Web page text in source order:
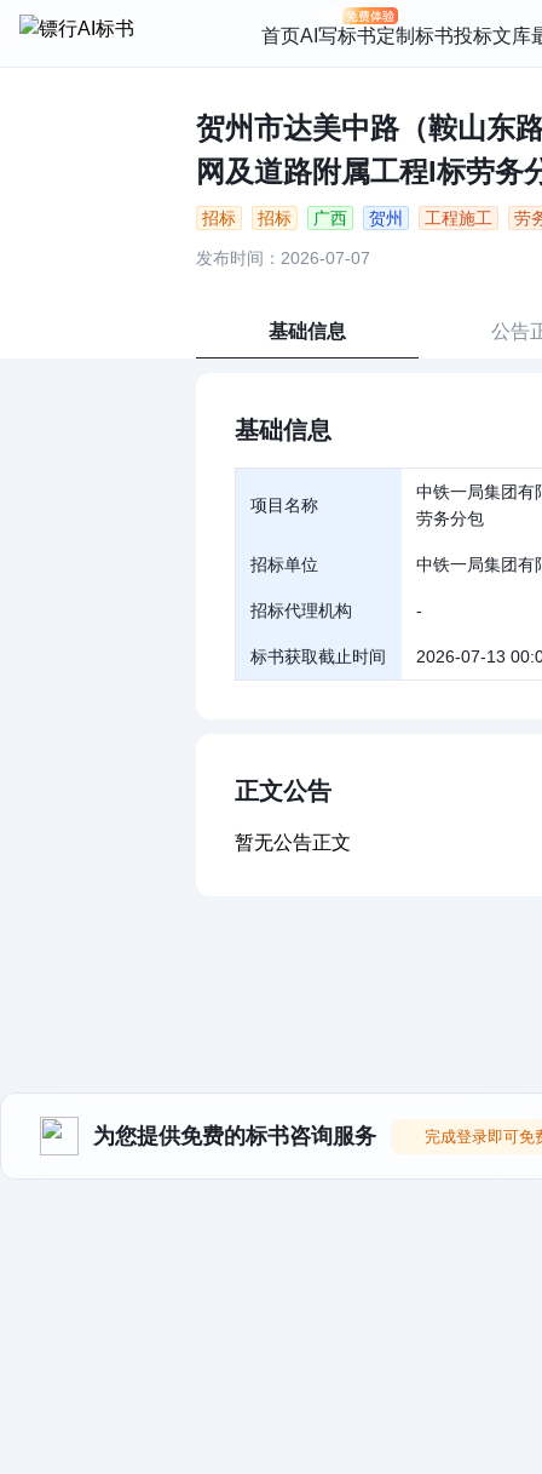
首页AI写标书定制标书投标文库
贺州市达美中路（鞍山东
网及道路附属工程I标劳
招标 招标 广西 贺州 工程施工 劳
发布时间：2026-07-07
基础信息 公告
基础信息
项目名称
中铁一局集团有
劳务分包
招标单位 中铁一局集团有
招标代理机构 -
标书获取截止时间 2026-07-13
正文公告
暂无公告正文
为您提供免费的标书咨询服务 完成登录即可免